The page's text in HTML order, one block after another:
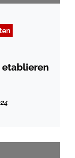
etablieren